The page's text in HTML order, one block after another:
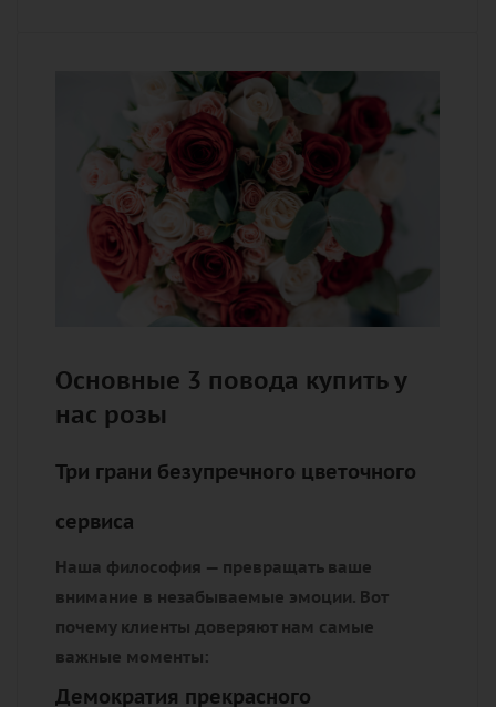
Основные 3 повода купить у
нас розы
Три грани безупречного цветочного
сервиса
Наша философия — превращать ваше
внимание в незабываемые эмоции. Вот
почему клиенты доверяют нам самые
важные моменты:
Демократия прекрасного